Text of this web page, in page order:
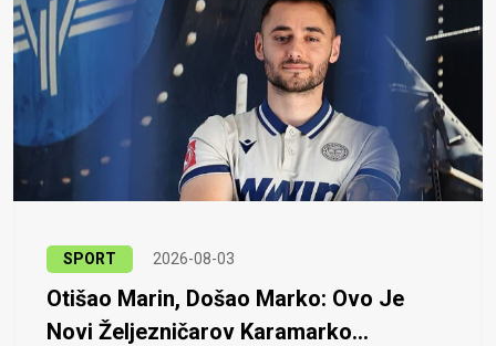
SPORT 2026-08-03
Otišao Marin, Došao Marko: Ovo Je
Novi Željezničarov Karamarko...